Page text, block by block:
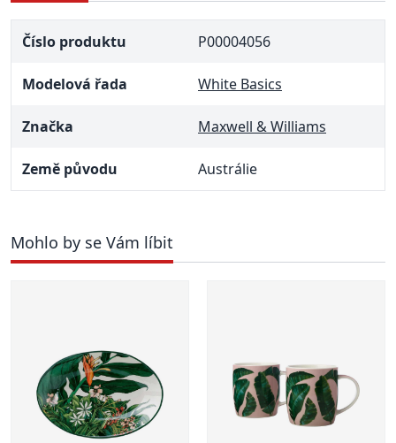
Číslo produktu P00004056
Modelová řada White Basics
Značka Maxwell & Williams
Země původu Austrálie
Mohlo by se Vám líbit